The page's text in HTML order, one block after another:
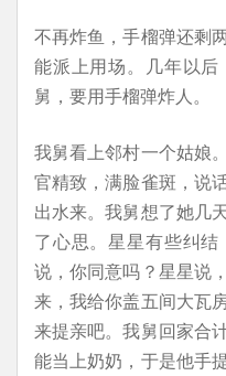
不再炸鱼，手榴弹还剩
能派上用场。几年以
舅，要用手榴弹炸人。
我舅看上邻村一个姑娘
官精致，满脸雀斑，说
出水来。我舅想了她几
了心思。星星有些纠
说，你同意吗？星星说
来，我给你盖五间大瓦
来提亲吧。我舅回家合
能当上奶奶，于是他手